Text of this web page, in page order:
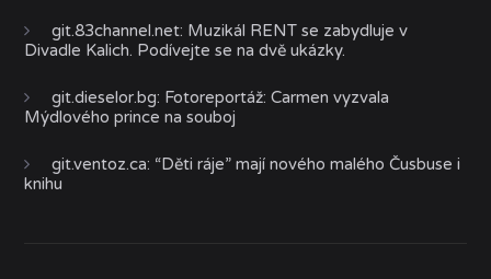
git.83channel.net: Muzikál RENT se zabydluje v
Divadle Kalich. Podívejte se na dvě ukázky.
git.dieselor.bg: Fotoreportáž: Carmen vyzvala
Mýdlového prince na souboj
git.ventoz.ca: “Děti ráje” mají nového malého Čusbuse i
knihu